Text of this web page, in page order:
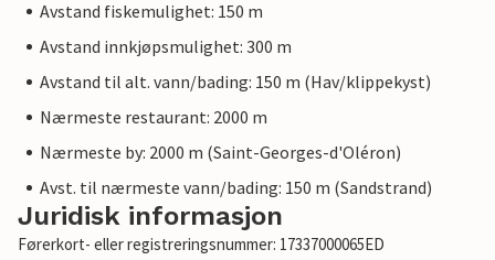
Avstand fiskemulighet: 150 m
Avstand innkjøpsmulighet: 300 m
Avstand til alt. vann/bading: 150 m (Hav/klippekyst)
Nærmeste restaurant: 2000 m
Nærmeste by: 2000 m (Saint-Georges-d'Oléron)
Avst. til nærmeste vann/bading: 150 m (Sandstrand)
Juridisk informasjon
Førerkort- eller registreringsnummer: 17337000065ED